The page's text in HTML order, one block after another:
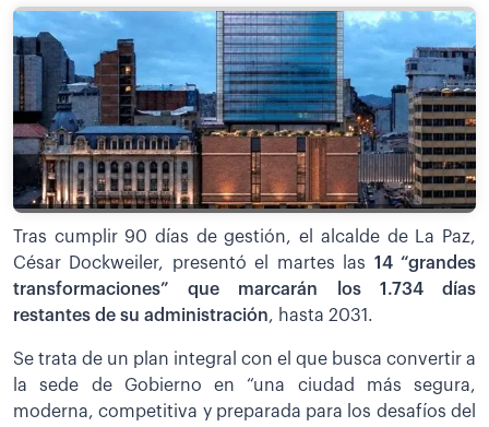
Tras cumplir 90 días de gestión, el alcalde de La Paz,
César Dockweiler, presentó el martes las 14 “grandes
transformaciones” que marcarán los 1.734 días
restantes de su administración, hasta 2031.
Se trata de un plan integral con el que busca convertir a
la sede de Gobierno en “una ciudad más segura,
moderna, competitiva y preparada para los desafíos del